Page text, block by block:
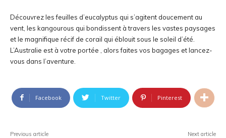
Découvrez les feuilles d’eucalyptus qui s’agitent doucement au
vent, les kangourous qui bondissent à travers les vastes paysages
et le magnifique récif de corail qui éblouit sous le soleil d’été.
L’Australie est à votre portée , alors faites vos bagages et lancez-
vous dans l’aventure.
Facebook Twitter Pinterest
Previous article Next article